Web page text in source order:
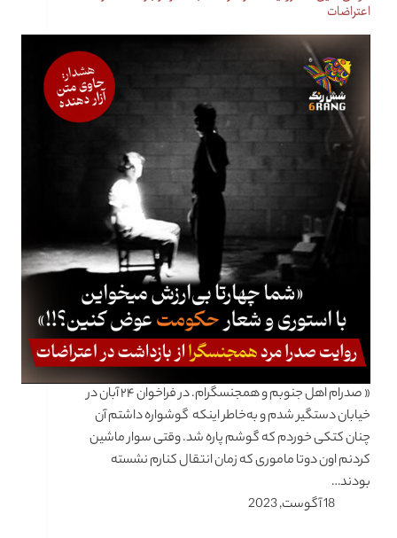
اعتراضات
« صدرام اهل جنوبم و همجنسگرام. در فراخوان ۲۴ آبان در
خیابان دستگیر شدم و به‌خاطر اینکه گوشواره داشتم آن
چنان کتکی خوردم که گوشم پاره شد. وقتی سوار ماشین
کردنم اون دوتا ماموری که زمان انتقال کنارم نشسته
بودند…
18 آگوست, 2023